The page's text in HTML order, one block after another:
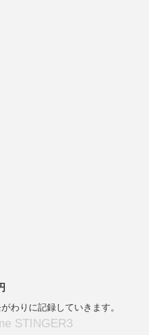
わりに記録していきます。
STINGER3